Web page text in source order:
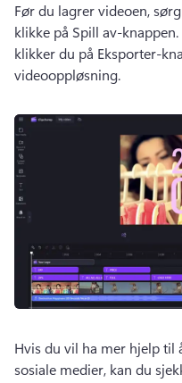
Før du lagrer videoen,
klikke på Spill av-knappen.
klikker du på Eksporter-
videooppløsning.
Hvis du vil ha mer hjelp til
sosiale medier, kan du